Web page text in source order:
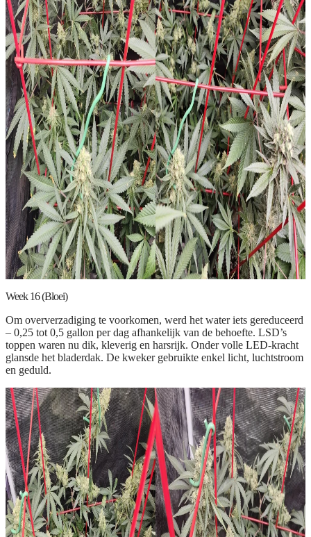
Week 16 (Bloei)
Om oververzadiging te voorkomen, werd het water iets gereduceerd
– 0,25 tot 0,5 gallon per dag afhankelijk van de behoefte. LSD’s
toppen waren nu dik, kleverig en harsrijk. Onder volle LED-kracht
glansde het bladerdak. De kweker gebruikte enkel licht, luchtstroom
en geduld.